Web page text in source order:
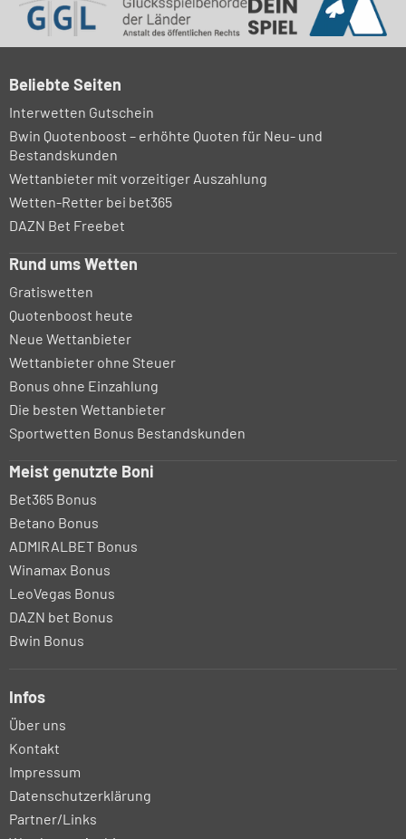
Beliebte Seiten
Interwetten Gutschein
Bwin Quotenboost – erhöhte Quoten für Neu- und
Bestandskunden
Wettanbieter mit vorzeitiger Auszahlung
Wetten-Retter bei bet365
DAZN Bet Freebet
Rund ums Wetten
Gratiswetten
Quotenboost heute
Neue Wettanbieter
Wettanbieter ohne Steuer
Bonus ohne Einzahlung
Die besten Wettanbieter
Sportwetten Bonus Bestandskunden
Meist genutzte Boni
Bet365 Bonus
Betano Bonus
ADMIRALBET Bonus
Winamax Bonus
LeoVegas Bonus
DAZN bet Bonus
Bwin Bonus
Infos
Über uns
Kontakt
Impressum
Datenschutzerklärung
Partner/Links